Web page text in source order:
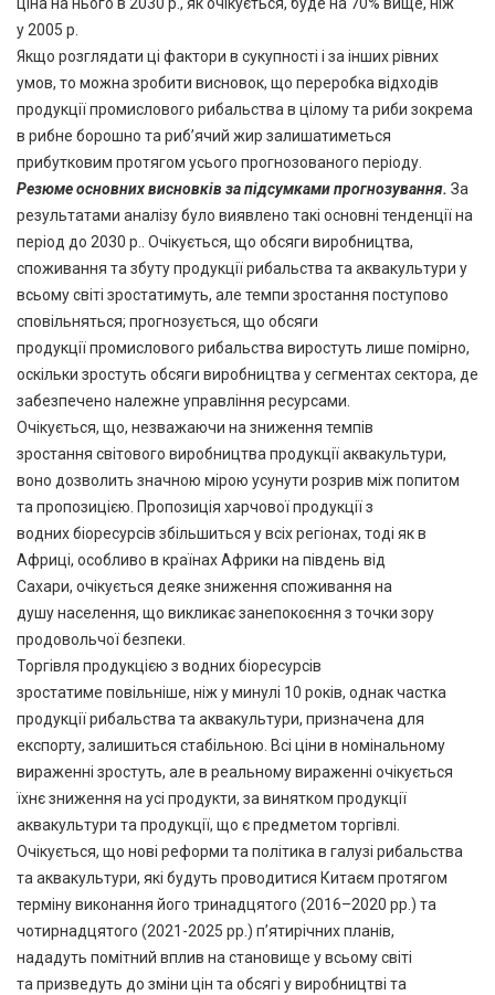
у 2005 р.
Якщо розглядати ці фактори в сукупності і за інших рівних
умов, то можна зробити висновок, що переробка відходів
продукції промислового рибальства в цілому та риби зокрема
в рибне борошно та риб’ячий жир залишатиметься
прибутковим протягом усього прогнозованого періоду.
Резюме основних висновків за підсумкамипрогнозування. За
результатами аналізу було виявлено такі основні тенденції на
період до 2030 р.. Очікується, що обсяги виробництва,
споживання та збуту продукції рибальства та аквакультури у
всьому світі зростатимуть, але темпи зростання поступово
сповільняться; прогнозується, що обсяги
продукції промислового рибальства виростуть лише помірно,
оскільки зростуть обсяги виробництва у сегментах сектора, де
забезпечено належне управління ресурсами.
Очікується, що, незважаючи на зниження темпів
зростання світового виробництва продукції аквакультури,
воно дозволить значною мірою усунути розрив між попитом
та пропозицією. Пропозиція харчової продукції з
водних біоресурсів збільшиться у всіх регіонах, тоді як в
Африці, особливо в країнах Африки на південь від
Сахари, очікується деяке зниження споживання на
душу населення, що викликає занепокоєння з точки зору
продовольчої безпеки.
Торгівля продукцією з водних біоресурсів
зростатиме повільніше, ніж у минулі 10 років, однак частка
продукції рибальства та аквакультури, призначена для
експорту, залишиться стабільною. Всі ціни в номінальному
вираженні зростуть, але в реальному вираженні очікується
їхнє зниження на усі продукти, за винятком продукції
аквакультури та продукції, що є предметом торгівлі.
Очікується, що нові реформи та політика в галузі рибальства
та аквакультури, які будуть проводитися Китаєм протягом
терміну виконання його тринадцятого (2016–2020 рр.) та
чотирнадцятого (2021-2025 рр.) п’ятирічних планів,
нададуть помітний вплив на становище у всьому світі
та призведуть до зміни цін та обсягі у виробництві та